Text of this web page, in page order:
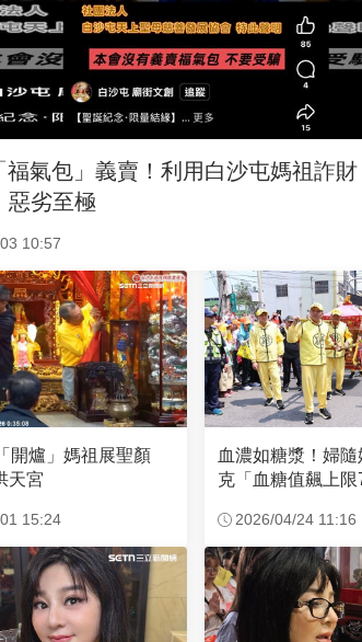
福氣包」義賣！利用白沙屯媽祖詐
惡劣至極
10:57
開爐」媽祖展聖顏
天宮
15:24
血濃如糖漿！婦
克「血糖值飆上限7倍」
2026/04/24 11:16